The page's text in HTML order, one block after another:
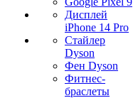
Дисплей
iPhone 14 Pro
Стайлер
Dyson
Фен Dyson
Фитнес-
браслеты